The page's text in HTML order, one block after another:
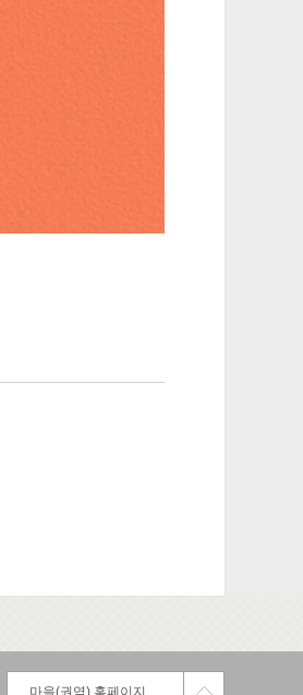
마을(권역) 홈페이지